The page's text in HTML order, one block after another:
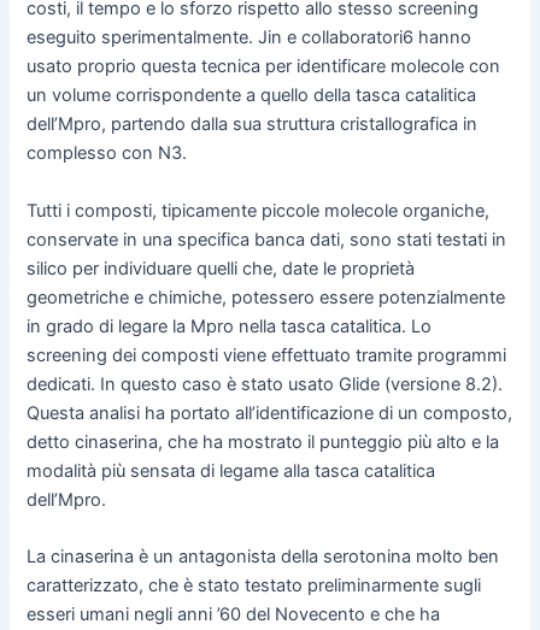
costi, il tempo e lo sforzo rispetto allo stesso screening
eseguito sperimentalmente. Jin e collaboratori6 hanno
usato proprio questa tecnica per identificare molecole con
un volume corrispondente a quello della tasca catalitica
dell’Mpro, partendo dalla sua struttura cristallografica in
complesso con N3.
Tutti i composti, tipicamente piccole molecole organiche,
conservate in una specifica banca dati, sono stati testati in
silico per individuare quelli che, date le proprietà
geometriche e chimiche, potessero essere potenzialmente
in grado di legare la Mpro nella tasca catalitica. Lo
screening dei composti viene effettuato tramite programmi
dedicati. In questo caso è stato usato Glide (versione 8.2).
Questa analisi ha portato all’identificazione di un composto,
detto cinaserina, che ha mostrato il punteggio più alto e la
modalità più sensata di legame alla tasca catalitica
dell’Mpro.
La cinaserina è un antagonista della serotonina molto ben
caratterizzato, che è stato testato preliminarmente sugli
esseri umani negli anni ’60 del Novecento e che ha